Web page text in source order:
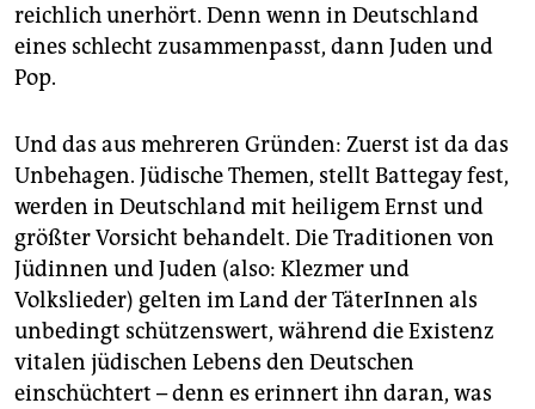
reichlich unerhört. Denn wenn in Deutschland
eines schlecht zusammenpasst, dann Juden und
Pop.
Und das aus mehreren Gründen: Zuerst ist da das
Unbehagen. Jüdische Themen, stellt Battegay fest,
werden in Deutschland mit heiligem Ernst und
größter Vorsicht behandelt. Die Traditionen von
Jüdinnen und Juden (also: Klezmer und
Volkslieder) gelten im Land der TäterInnen als
unbedingt schützenswert, während die Existenz
vitalen jüdischen Lebens den Deutschen
einschüchtert – denn es erinnert ihn daran, was